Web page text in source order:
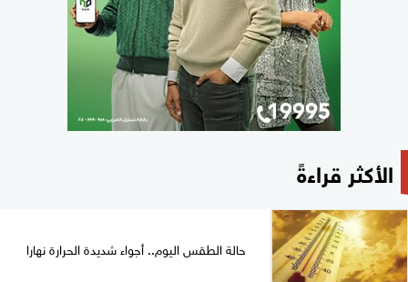
الأكثر قراءةً
حالة الطقس اليوم.. أجواء شديدة الحرارة نهارا